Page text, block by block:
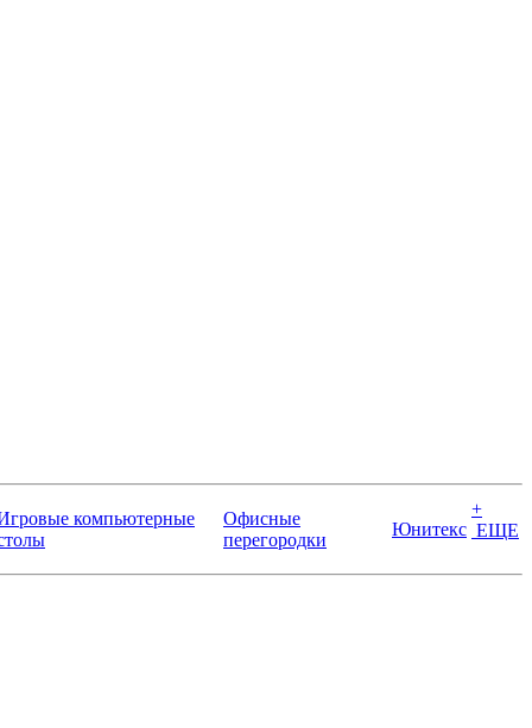
компьютерные
Офисные
перегородки
Юнитекс
+
ЕЩЕ